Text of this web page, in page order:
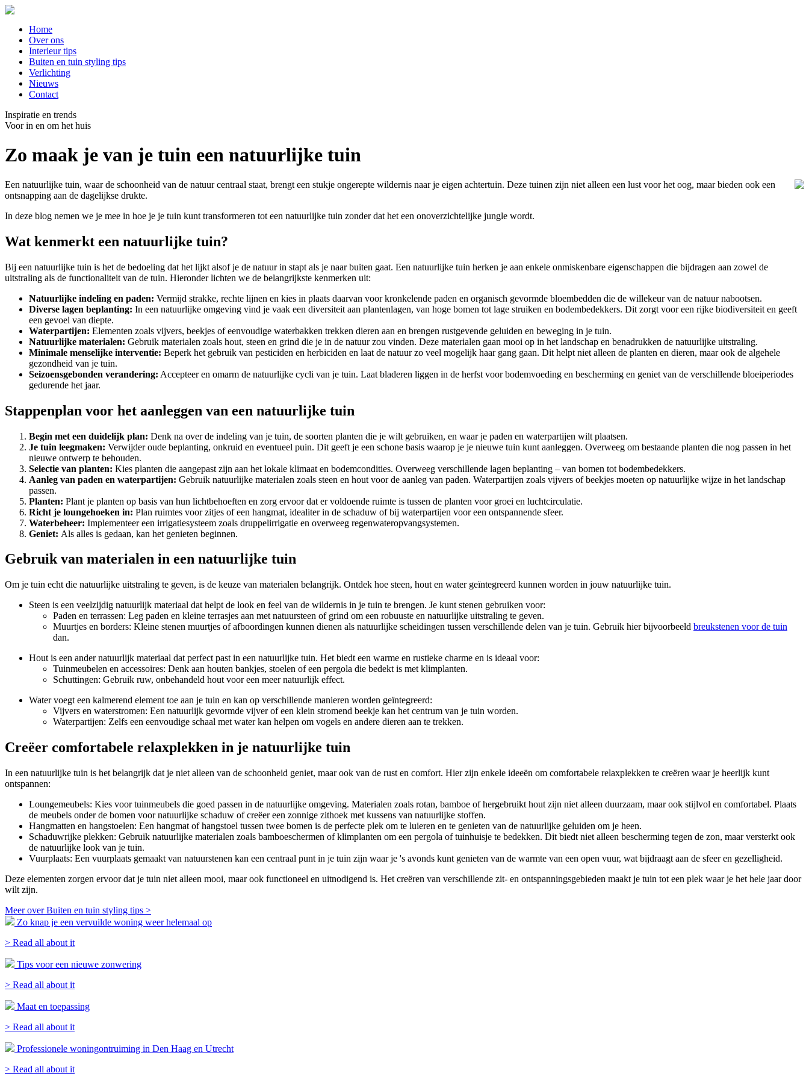
Home
Over ons
Interieur tips
Buiten en tuin styling tips
Verlichting
Nieuws
Contact
Inspiratie en trends
Voor in en om het huis
Zo maak je van je tuin een natuurlijke tuin
Een natuurlijke tuin, waar de schoonheid van de natuur centraal staat, brengt een stukje ongerepte wildernis naar je eigen achtertuin. Deze tuinen zijn niet alleen een lust voor het oog, maar bieden ook een
ontsnapping aan de dagelijkse drukte.
In deze blog nemen we je mee in hoe je je tuin kunt transformeren tot een natuurlijke tuin zonder dat het een onoverzichtelijke jungle wordt.
Wat kenmerkt een natuurlijke tuin?
Bij een natuurlijke tuin is het de bedoeling dat het lijkt alsof je de natuur in stapt als je naar buiten gaat. Een natuurlijke tuin herken je aan enkele onmiskenbare eigenschappen die bijdragen aan zowel de
uitstraling als de functionaliteit van de tuin. Hieronder lichten we de belangrijkste kenmerken uit:
Natuurlijke indeling en paden: Vermijd strakke, rechte lijnen en kies in plaats daarvan voor kronkelende paden en organisch gevormde bloembedden die de willekeur van de natuur nabootsen.
Diverse lagen beplanting: In een natuurlijke omgeving vind je vaak een diversiteit aan plantenlagen, van hoge bomen tot lage struiken en bodembedekkers. Dit zorgt voor een rijke biodiversiteit en geeft
een gevoel van diepte.
Waterpartijen: Elementen zoals vijvers, beekjes of eenvoudige waterbakken trekken dieren aan en brengen rustgevende geluiden en beweging in je tuin.
Natuurlijke materialen: Gebruik materialen zoals hout, steen en grind die je in de natuur zou vinden. Deze materialen gaan mooi op in het landschap en benadrukken de natuurlijke uitstraling.
Minimale menselijke interventie: Beperk het gebruik van pesticiden en herbiciden en laat de natuur zo veel mogelijk haar gang gaan. Dit helpt niet alleen de planten en dieren, maar ook de algehele
gezondheid van je tuin.
Seizoensgebonden verandering: Accepteer en omarm de natuurlijke cycli van je tuin. Laat bladeren liggen in de herfst voor bodemvoeding en bescherming en geniet van de verschillende bloeiperiodes
gedurende het jaar.
Stappenplan voor het aanleggen van een natuurlijke tuin
Begin met een duidelijk plan: Denk na over de indeling van je tuin, de soorten planten die je wilt gebruiken, en waar je paden en waterpartijen wilt plaatsen.
Je tuin leegmaken: Verwijder oude beplanting, onkruid en eventueel puin. Dit geeft je een schone basis waarop je je nieuwe tuin kunt aanleggen. Overweeg om bestaande planten die nog passen in het
nieuwe ontwerp te behouden.
Selectie van planten: Kies planten die aangepast zijn aan het lokale klimaat en bodemcondities. Overweeg verschillende lagen beplanting – van bomen tot bodembedekkers.
Aanleg van paden en waterpartijen: Gebruik natuurlijke materialen zoals steen en hout voor de aanleg van paden. Waterpartijen zoals vijvers of beekjes moeten op natuurlijke wijze in het landschap
passen.
Planten: Plant je planten op basis van hun lichtbehoeften en zorg ervoor dat er voldoende ruimte is tussen de planten voor groei en luchtcirculatie.
Richt je loungehoeken in: Plan ruimtes voor zitjes of een hangmat, idealiter in de schaduw of bij waterpartijen voor een ontspannende sfeer.
Waterbeheer: Implementeer een irrigatiesysteem zoals druppelirrigatie en overweeg regenwateropvangsystemen.
Geniet: Als alles is gedaan, kan het genieten beginnen.
Gebruik van materialen in een natuurlijke tuin
Om je tuin echt die natuurlijke uitstraling te geven, is de keuze van materialen belangrijk. Ontdek hoe steen, hout en water geïntegreerd kunnen worden in jouw natuurlijke tuin.
Steen is een veelzijdig natuurlijk materiaal dat helpt de look en feel van de wildernis in je tuin te brengen. Je kunt stenen gebruiken voor:
Paden en terrassen: Leg paden en kleine terrasjes aan met natuursteen of grind om een robuuste en natuurlijke uitstraling te geven.
Muurtjes en borders: Kleine stenen muurtjes of afboordingen kunnen dienen als natuurlijke scheidingen tussen verschillende delen van je tuin. Gebruik hier bijvoorbeeld breukstenen voor de tuin
dan.
Hout is een ander natuurlijk materiaal dat perfect past in een natuurlijke tuin. Het biedt een warme en rustieke charme en is ideaal voor:
Tuinmeubelen en accessoires: Denk aan houten bankjes, stoelen of een pergola die bedekt is met klimplanten.
Schuttingen: Gebruik ruw, onbehandeld hout voor een meer natuurlijk effect.
Water voegt een kalmerend element toe aan je tuin en kan op verschillende manieren worden geïntegreerd:
Vijvers en waterstromen: Een natuurlijk gevormde vijver of een klein stromend beekje kan het centrum van je tuin worden.
Waterpartijen: Zelfs een eenvoudige schaal met water kan helpen om vogels en andere dieren aan te trekken.
Creëer comfortabele relaxplekken in je natuurlijke tuin
In een natuurlijke tuin is het belangrijk dat je niet alleen van de schoonheid geniet, maar ook van de rust en comfort. Hier zijn enkele ideeën om comfortabele relaxplekken te creëren waar je heerlijk kunt
ontspannen:
Loungemeubels: Kies voor tuinmeubels die goed passen in de natuurlijke omgeving. Materialen zoals rotan, bamboe of hergebruikt hout zijn niet alleen duurzaam, maar ook stijlvol en comfortabel. Plaats
de meubels onder de bomen voor natuurlijke schaduw of creëer een zonnige zithoek met kussens van natuurlijke stoffen.
Hangmatten en hangstoelen: Een hangmat of hangstoel tussen twee bomen is de perfecte plek om te luieren en te genieten van de natuurlijke geluiden om je heen.
Schaduwrijke plekken: Gebruik natuurlijke materialen zoals bamboeschermen of klimplanten om een pergola of tuinhuisje te bedekken. Dit biedt niet alleen bescherming tegen de zon, maar versterkt ook
de natuurlijke look van je tuin.
Vuurplaats: Een vuurplaats gemaakt van natuurstenen kan een centraal punt in je tuin zijn waar je 's avonds kunt genieten van de warmte van een open vuur, wat bijdraagt aan de sfeer en gezelligheid.
Deze elementen zorgen ervoor dat je tuin niet alleen mooi, maar ook functioneel en uitnodigend is. Het creëren van verschillende zit- en ontspanningsgebieden maakt je tuin tot een plek waar je het hele jaar door
wilt zijn.
Meer over Buiten en tuin styling tips >
Zo knap je een vervuilde woning weer helemaal op
> Read all about it
Tips voor een nieuwe zonwering
> Read all about it
Maat en toepassing
> Read all about it
Professionele woningontruiming in Den Haag en Utrecht
> Read all about it